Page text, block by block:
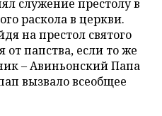
служение престолу в
раскола в церкви.
на престол святого
от папства, если то же
– Авиньонский Папа
вызвало всеобщее